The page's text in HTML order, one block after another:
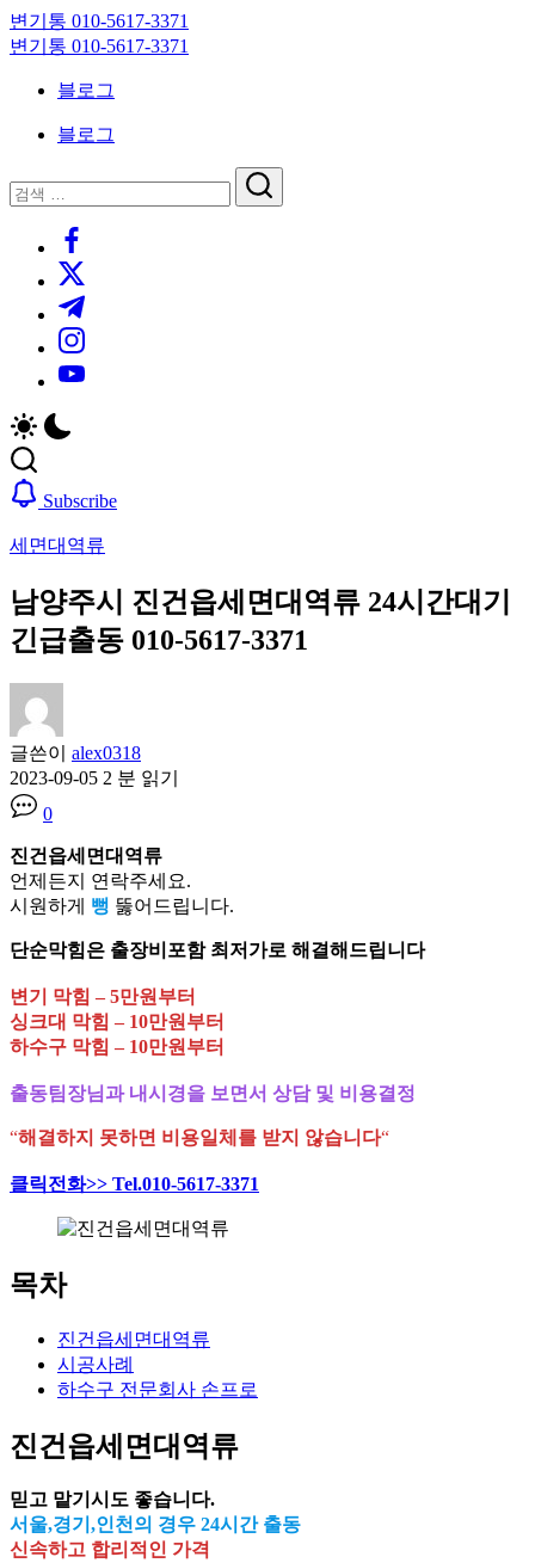
Skip
to
content
변기통 010-5617-3371
변
대
기
변기통 010-5617-3371
크
대
기
블로그
블로그
닫
기
검
검
https://www.facebook.com/
https://twitter.com/
https://t.me/
https://www.instagram.com/
https://youtube.com/
Subscribe
세면대역류
남양주시 진건읍세면대역류 24시간대기
긴급출동 010-5617-3371
글쓴이 alex0318
2023-09-05 2 분 읽기
0
진건읍세면대역류
언제든지 연락주세요.
시원하게 뻥 뚫어드립니다.
단순막힘은 출장비포함 최저가로 해결해드립니다
변기 막힘 – 5만원부터
싱크대 막힘 – 10만원부터
하수구 막힘 – 10만원부터
출동팀장님과 내시경을 보면서 상담 및 비용결정
“해결하지 못하면 비용일체를 받지 않습니다“
클릭전화>> Tel.010-5617-3371
목차
진건읍세면대역류
시공사례
하수구 전문회사 손프로
진건읍세면대역류
믿고 맡기시도 좋습니다.
서울,경기,인천의 경우 24시간 출동
신속하고 합리적인 가격